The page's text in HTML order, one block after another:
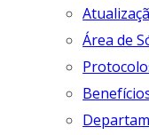
Área de